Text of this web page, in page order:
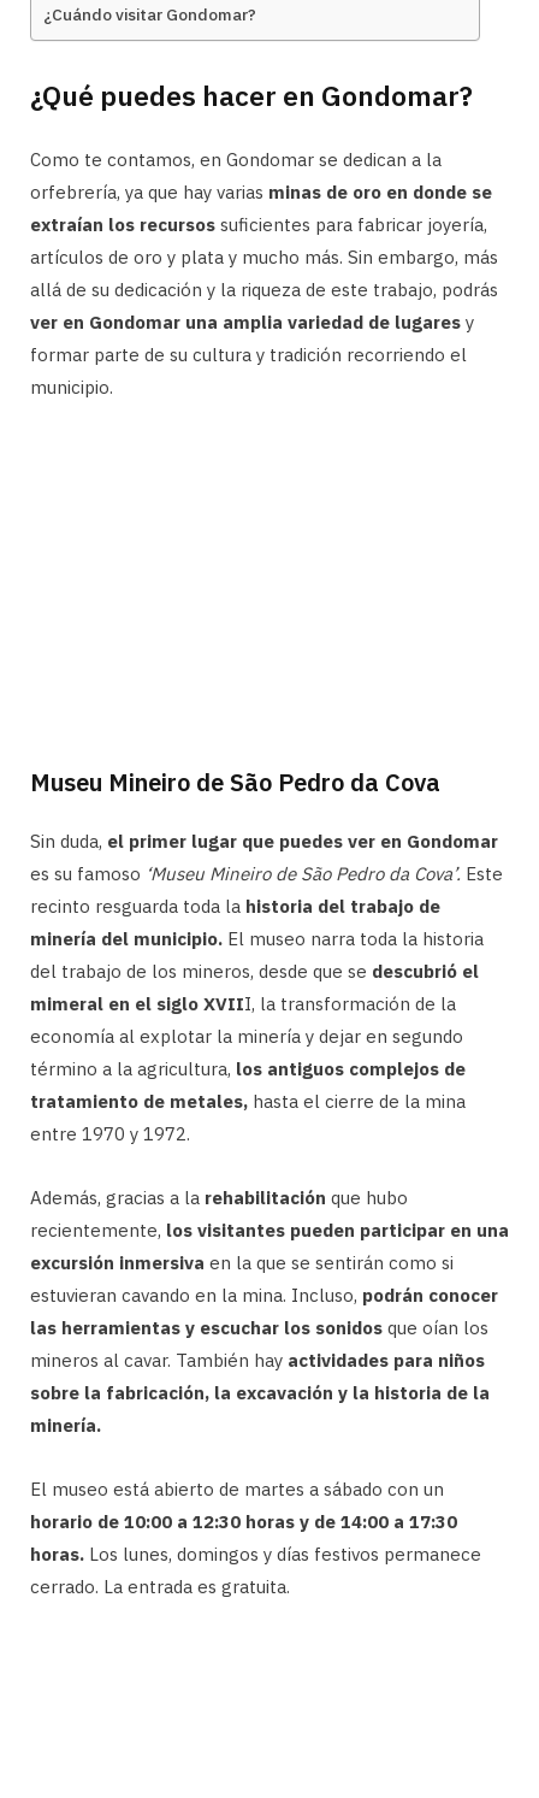
¿Cuándo visitar Gondomar?
¿Qué puedes hacer en Gondomar?
Como te contamos, en Gondomar se dedican a la
orfebrería, ya que hay varias minas de oro en donde se
extraían los recursos suficientes para fabricar joyería,
artículos de oro y plata y mucho más. Sin embargo, más
allá de su dedicación y la riqueza de este trabajo, podrás
ver en Gondomar una amplia variedad de lugares y
formar parte de su cultura y tradición recorriendo el
municipio.
Museu Mineiro de São Pedro da Cova
Sin duda, el primer lugar que puedes ver en Gondomar
es su famoso ‘Museu Mineiro de São Pedro da Cova’. Este
recinto resguarda toda la historia del trabajo de
minería del municipio. El museo narra toda la historia
del trabajo de los mineros, desde que se descubrió el
mimeral en el siglo XVIII, la transformación de la
economía al explotar la minería y dejar en segundo
término a la agricultura, los antiguos complejos de
tratamiento de metales, hasta el cierre de la mina
entre 1970 y 1972.
Además, gracias a la rehabilitación que hubo
recientemente, los visitantes pueden participar en una
excursión inmersiva en la que se sentirán como si
estuvieran cavando en la mina. Incluso, podrán conocer
las herramientas y escuchar los sonidos que oían los
mineros al cavar. También hay actividades para niños
sobre la fabricación, la excavación y la historia de la
minería.
El museo está abierto de martes a sábado con un
horario de 10:00 a 12:30 horas y de 14:00 a 17:30
horas. Los lunes, domingos y días festivos permanece
cerrado. La entrada es gratuita.